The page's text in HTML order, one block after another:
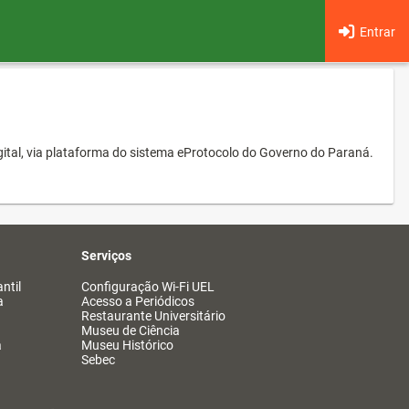
Entrar
via plataforma do sistema eProtocolo do Governo do Paraná.
Serviços
Configuração Wi-Fi UEL
Acesso a Periódicos
Restaurante Universitário
Museu de Ciência
Museu Histórico
Sebec